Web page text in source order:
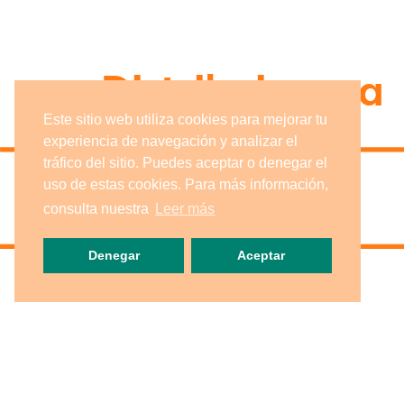
Distribuimos a
Este sitio web utiliza cookies para mejorar tu
experiencia de navegación y analizar el
tráfico del sitio. Puedes aceptar o denegar el
uso de estas cookies. Para más información,
consulta nuestra
Leer más
Denegar Aceptar